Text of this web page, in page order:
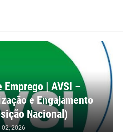
| AVSI –
e Engajamento
Nacional)
2026